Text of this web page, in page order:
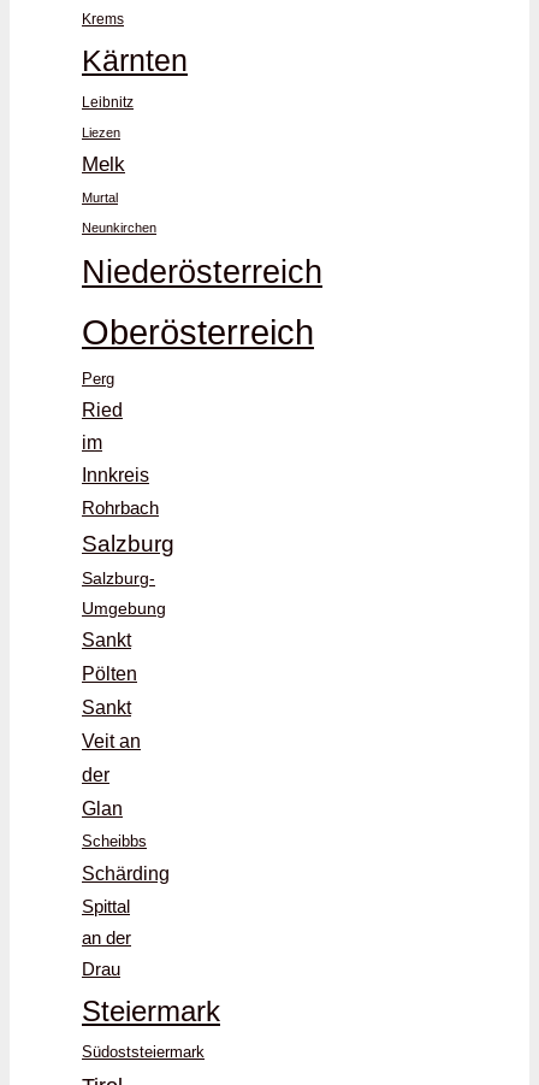
Krems
Kärnten
Leibnitz
Liezen
Melk
Murtal
Neunkirchen
Niederösterreich
Oberösterreich
Perg
Ried
im
Innkreis
Rohrbach
Salzburg
Salzburg-
Umgebung
Sankt
Pölten
Sankt
Veit an
der
Glan
Scheibbs
Schärding
Spittal
an der
Drau
Steiermark
Südoststeiermark